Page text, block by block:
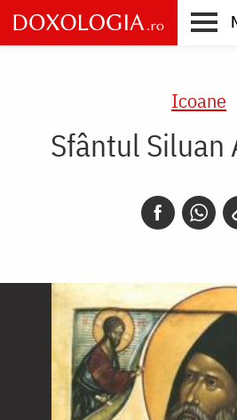
Skip
to
main
Icoane
Sfântul